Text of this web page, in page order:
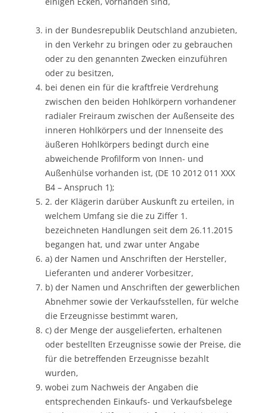
in der Bundesrepublik Deutschland anzubieten,
in den Verkehr zu bringen oder zu gebrauchen
oder zu den genannten Zwecken einzuführen
oder zu besitzen,
bei denen ein für die kraftfreie Verdrehung
zwischen den beiden Hohlkörpern vorhandener
radialer Freiraum zwischen der Außenseite des
inneren Hohlkörpers und der Innenseite des
äußeren Hohlkörpers bedingt durch eine
abweichende Profilform von Innen- und
Außenhülse vorhanden ist, (DE 10 2012 011 XXX
B4 – Anspruch 1);
2. der Klägerin darüber Auskunft zu erteilen, in
welchem Umfang sie die zu Ziffer 1.
bezeichneten Handlungen seit dem 26.11.2015
begangen hat, und zwar unter Angabe
a) der Namen und Anschriften der Hersteller,
Lieferanten und anderer Vorbesitzer,
b) der Namen und Anschriften der gewerblichen
Abnehmer sowie der Verkaufsstellen, für welche
die Erzeugnisse bestimmt waren,
c) der Menge der ausgelieferten, erhaltenen
oder bestellten Erzeugnisse sowie der Preise, die
für die betreffenden Erzeugnisse bezahlt
wurden,
wobei zum Nachweis der Angaben die
entsprechenden Einkaufs- und Verkaufsbelege